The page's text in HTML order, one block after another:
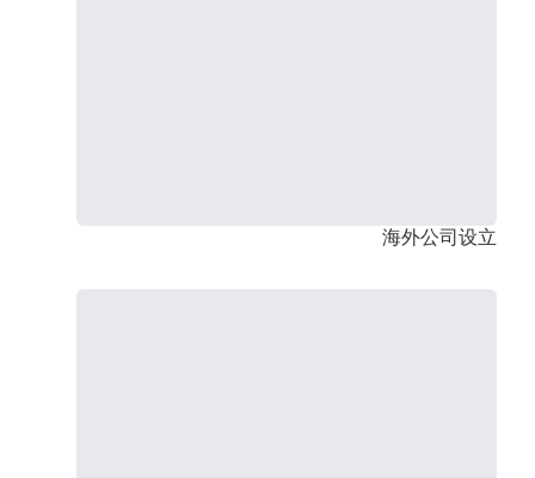
海外公司设立